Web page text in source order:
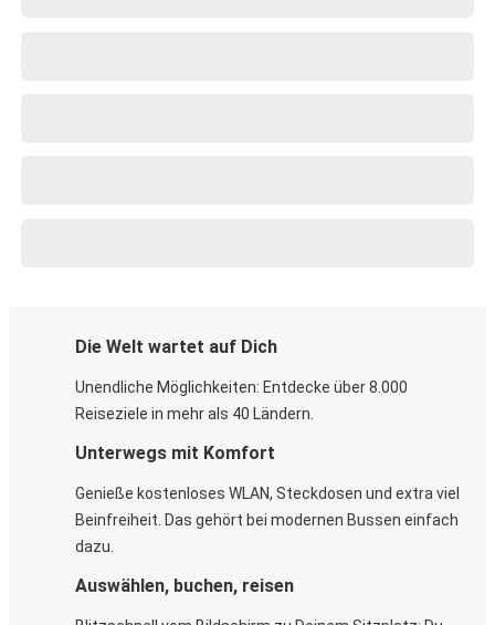
Die Welt wartet auf Dich
Unendliche Möglichkeiten: Entdecke über 8.000
Reiseziele in mehr als 40 Ländern.
Unterwegs mit Komfort
Genieße kostenloses WLAN, Steckdosen und extra viel
Beinfreiheit. Das gehört bei modernen Bussen einfach
dazu.
Auswählen, buchen, reisen